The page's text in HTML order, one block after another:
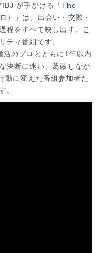
が手がける「 The
）」は、出会い・交際・
程をすべて映し出す、こ
ティ番組です。
のプロとともに1年以内
決断に迷い、葛藤しなが
動に変えた番組参加者た
。